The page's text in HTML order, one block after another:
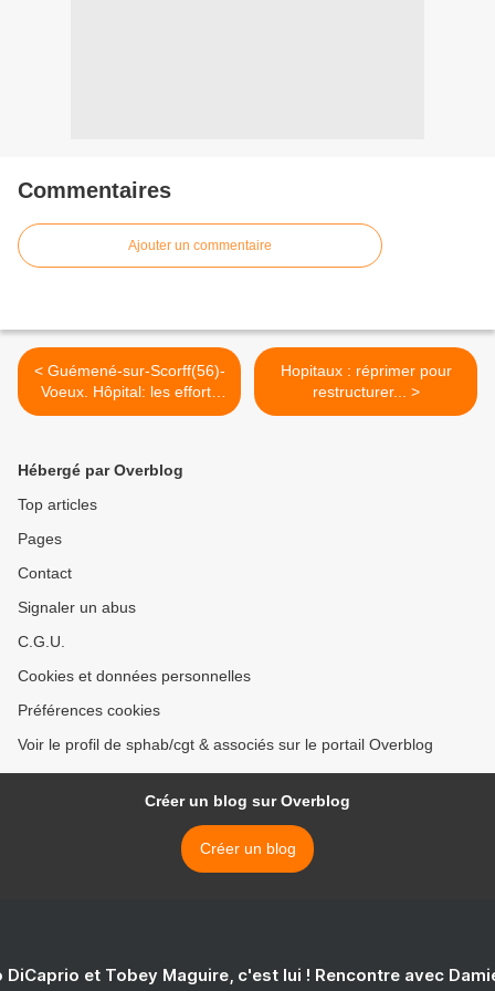
Commentaires
Ajouter un commentaire
< Guémené-sur-Scorff(56)-
Voeux. Hôpital: les efforts
seront poursuivis en 2011
Hopitaux : réprimer pour
restructurer... >
Hébergé par Overblog
Top articles
Pages
Contact
Signaler un abus
C.G.U.
Cookies et données personnelles
Préférences cookies
Voir le profil de sphab/cgt & associés sur le portail Overblog
Créer un blog sur Overblog
Créer un blog
DiCaprio et Tobey Maguire, c'est lui ! Rencontre avec